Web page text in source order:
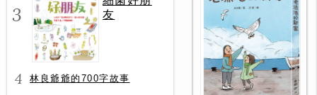
3
友
4 林良爺爺的700字故事